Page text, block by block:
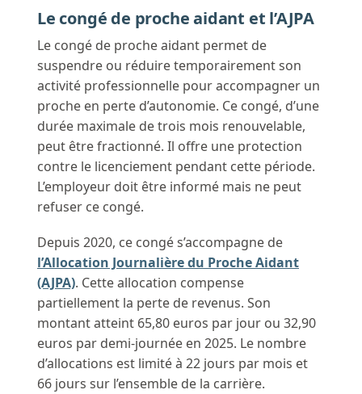
Le congé de proche aidant et l’AJPA
Le congé de proche aidant permet de
suspendre ou réduire temporairement son
activité professionnelle pour accompagner un
proche en perte d’autonomie. Ce congé, d’une
durée maximale de trois mois renouvelable,
peut être fractionné. Il offre une protection
contre le licenciement pendant cette période.
L’employeur doit être informé mais ne peut
refuser ce congé.
Depuis 2020, ce congé s’accompagne de
l’Allocation Journalière du Proche Aidant
(AJPA). Cette allocation compense
partiellement la perte de revenus. Son
montant atteint 65,80 euros par jour ou 32,90
euros par demi-journée en 2025. Le nombre
d’allocations est limité à 22 jours par mois et
66 jours sur l’ensemble de la carrière.